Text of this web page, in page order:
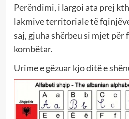
Perëndimi, i largoi ata prej
lakmive territoriale të
saj, gjuha shërbeu si mjet për
kombëtar.
Urime e gëzuar kjo ditë e